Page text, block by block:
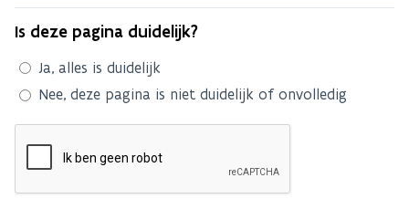
Is deze pagina duidelijk?
Ja, alles is duidelijk
Nee, deze pagina is niet duidelijk of onvolledig